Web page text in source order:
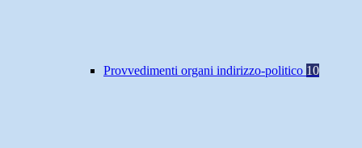
Provvedimenti organi indirizzo-politico 10